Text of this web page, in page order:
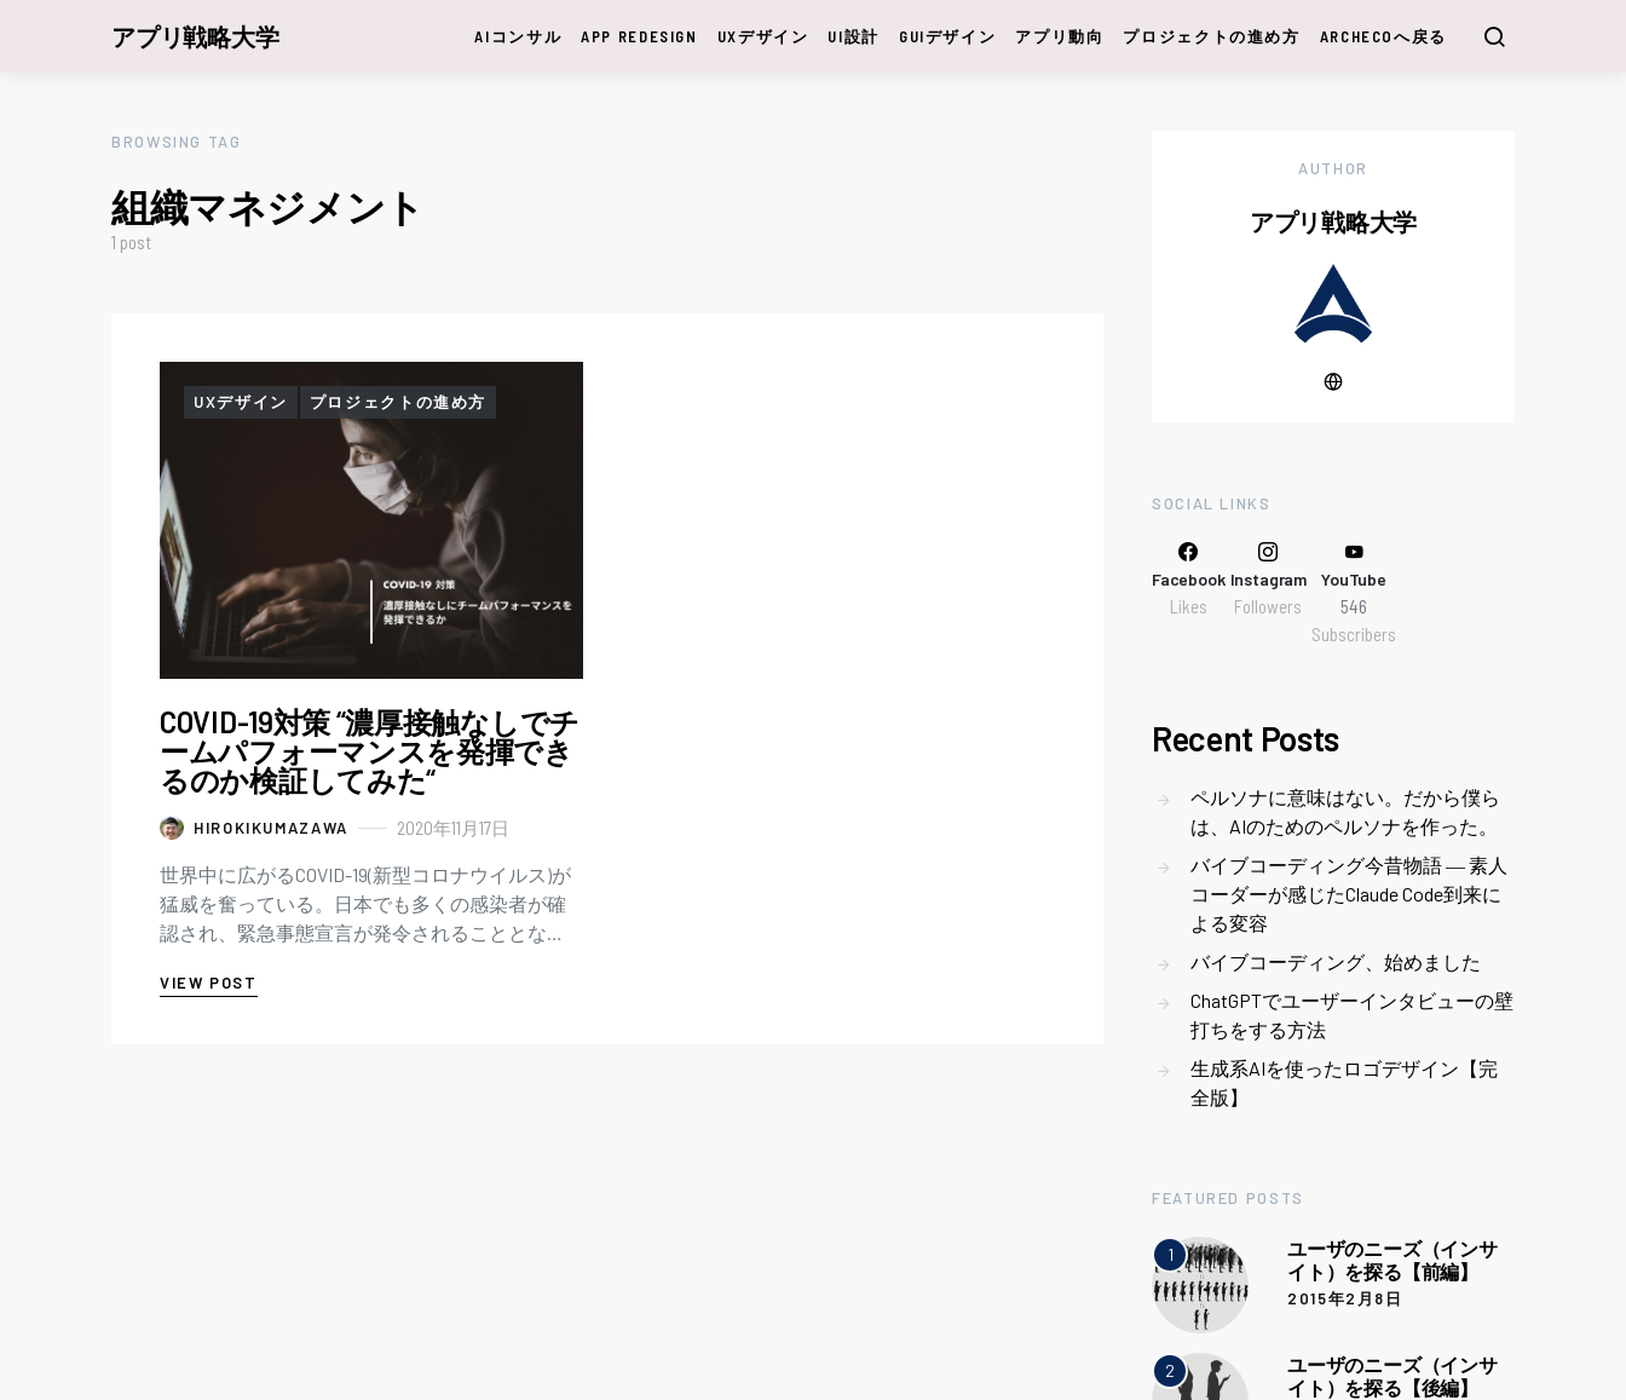
アプリ戦略大学 AIコンサル APP REDESIGN UXデザイン UI設計 GUIデザイン アプリ動向 プロジェクトの進め方 ARCHECOへ戻る
BROWSING TAG
組織マネジメント
1 post
UXデザイン プロジェクトの進め方
COVID-19対策 “濃厚接触なしでチ
ームパフォーマンスを発揮でき
るのか検証してみた“
HIROKIKUMAZAWA 2020年11月17日
世界中に広がるCOVID-19(新型コロナウイルス)が
猛威を奮っている。日本でも多くの感染者が確
認され、緊急事態宣言が発令されることとな
った。まだ現在でも第二…
VIEW POST
AUTHOR
アプリ戦略大学
SOCIAL LINKS
Facebook
Likes
Instagram
Followers
YouTube
546
Subscribers
Recent Posts
ペルソナに意味はない。だから僕ら
は、AIのためのペルソナを作った。
バイブコーディング今昔物語 ― 素人
コーダーが感じたClaude Code到来に
よる変容
バイブコーディング、始めました
ChatGPTでユーザーインタビューの壁
打ちをする方法
生成系AIを使ったロゴデザイン【完
全版】
FEATURED POSTS
1
ユーザのニーズ（インサ
イト）を探る【前編】
2015年2月8日
2
ユーザのニーズ（インサ
イト）を探る【後編】